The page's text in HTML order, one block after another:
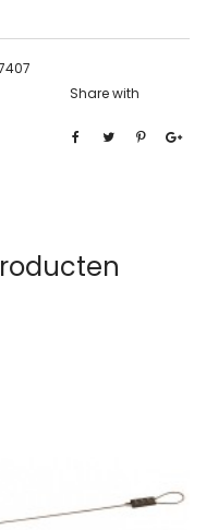
Share with